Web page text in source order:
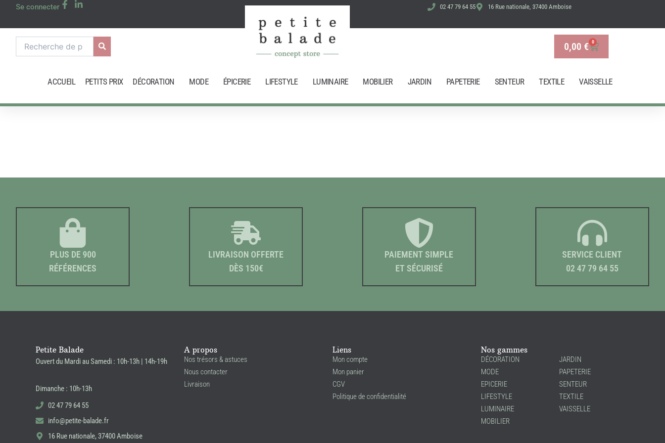
Se connecter 02 47 79 64 55 16 Rue nationale, 37400 Amboise
pour :
0,00 € 0
Panier
ACCUEIL PETITS PRIX DÉCORATION MODE ÉPICERIE LIFESTYLE LUMINAIRE MOBILIER JARDIN PAPETERIE SENTEUR TEXTILE VAISSELLE
PLUS DE 900
RÉFÉRENCES
LIVRAISON OFFERTE
DÈS 150€
PAIEMENT SIMPLE
ET SÉCURISÉ
SERVICE CLIENT
02 47 79 64 55
Petite Balade
Ouvert du Mardi au Samedi : 10h-13h | 14h-19h
Dimanche : 10h-13h
02 47 79 64 55
info@petite-balade.fr
16 Rue nationale, 37400 Amboise
A propos
Nos trésors & astuces
Nous contacter
Livraison
Liens
Mon compte
Mon panier
CGV
Politique de confidentialité
Nos gammes
DÉCORATION
MODE
EPICERIE
LIFESTYLE
LUMINAIRE
MOBILIER
JARDIN
PAPETERIE
SENTEUR
TEXTILE
VAISSELLE